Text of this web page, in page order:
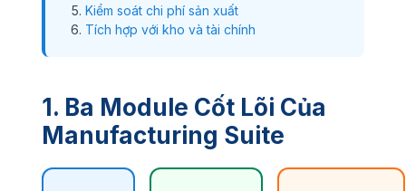
Kiểm soát chi phí sản xuất
Tích hợp với kho và tài chính
1. Ba Module Cốt Lõi Của
Manufacturing Suite